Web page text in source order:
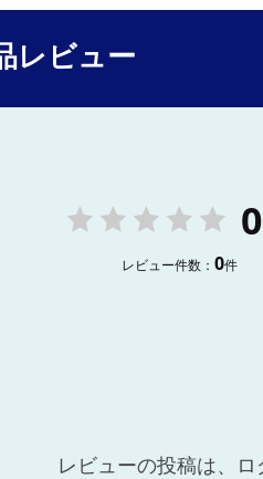
レビュー
レビュー件数： 0件
レビューの投稿は、ロ